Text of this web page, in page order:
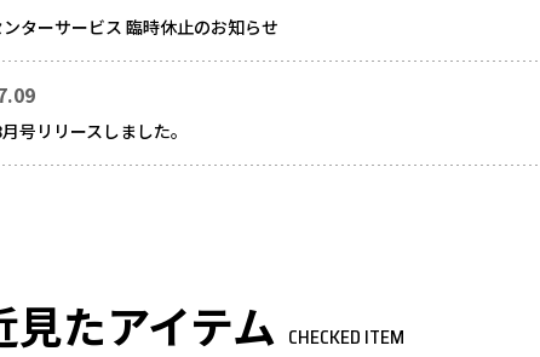
ターサービス 臨時休止のお知らせ
号リリースしました。
見たアイテム CHECKED ITEM